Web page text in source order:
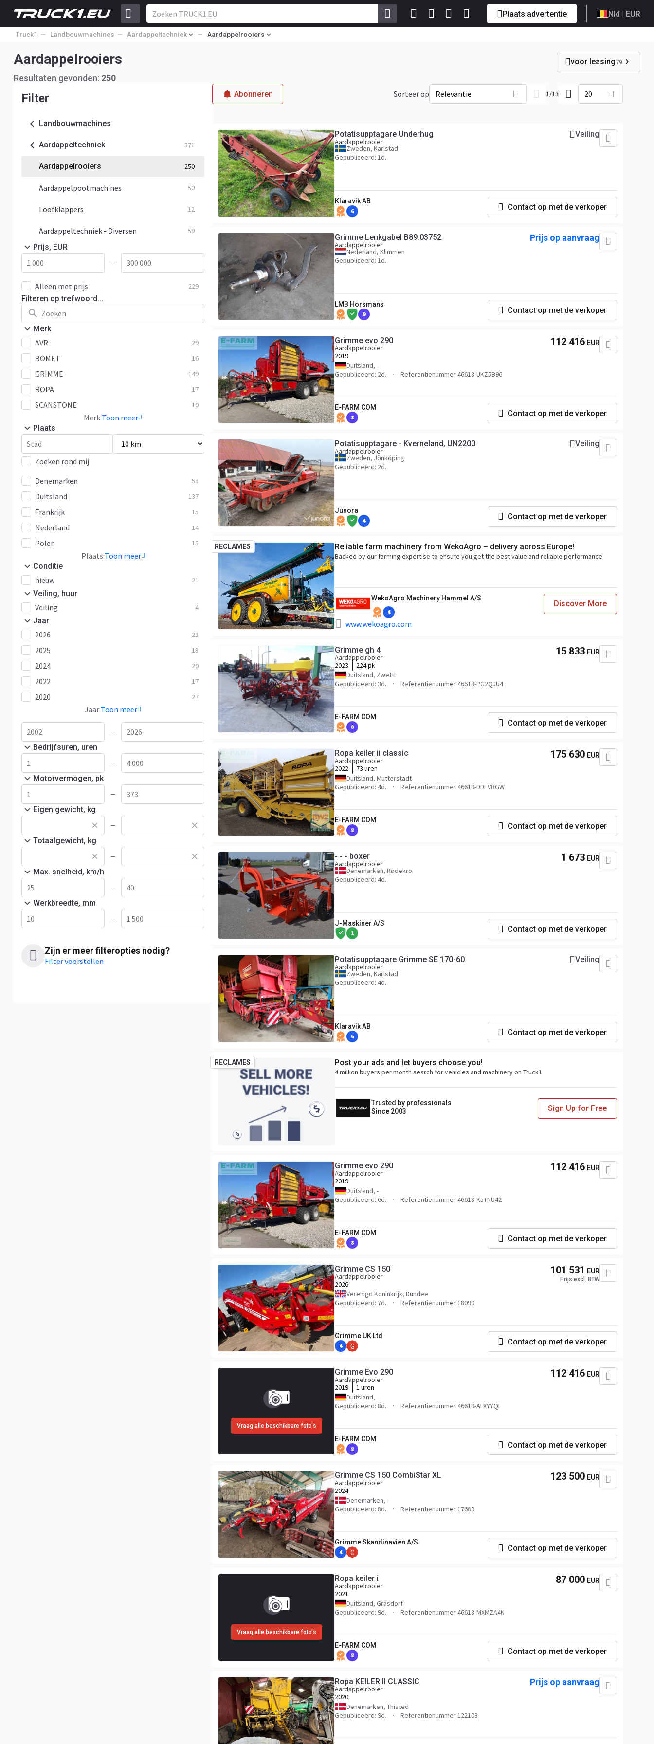
Plaats advertentie Nld | EUR
Truck1 Landbouwmachines Aardappeltechniek Aardappelrooiers
Aardappelrooiers
Resultaten gevonden: 250
voor leasing79
Filter
Landbouwmachines
Aardappeltechniek 371
Aardappelrooiers 250
Aardappelpootmachines 50
Loofklappers 12
Aardappeltechniek - Diversen 59
Prijs, EUR
—
Alleen met prijs 229
Filteren op trefwoord...
Merk
AVR 29
BOMET 16
GRIMME 149
ROPA 17
SCANSTONE 10
Merk:Toon meer
Plaats
Zoeken rond mij
Denemarken
58
Duitsland 137
Frankrijk 15
Nederland 14
Polen 15
Plaats:Toon meer
Conditie
nieuw 21
Veiling, huur
Veiling 4
Jaar
2026 23
2025 18
2024 20
2022 17
2020 27
Jaar:Toon meer
—
Bedrijfsuren, uren
—
Motorvermogen, pk
—
Eigen gewicht, kg
—
Totaalgewicht, kg
—
Max. snelheid, km/h
—
Werkbreedte, mm
—
Zijn er meer filteropties nodig?
Filter voorstellen
Abonneren Sorteer op Relevantie 1/13 20
Potatisupptagare Underhug
Aardappelrooier
Zweden, Karlstad
Gepubliceerd: 1d.
Veiling
Klaravik AB
6 Contact op met de verkoper
Grimme Lenkgabel B89.03752
Aardappelrooier
Nederland, Klimmen
Gepubliceerd: 1d.
Prijs op aanvraag
LMB Horsmans
9 Contact op met de verkoper
Grimme evo 290
Aardappelrooier
2019
Duitsland, -
Gepubliceerd: 2d.
Referentienummer 46618-UKZ5B96
112 416 EUR
E-FARM COM
8 Contact op met de verkoper
Potatisupptagare - Kverneland, UN2200
Aardappelrooier
Zweden, Jönköping
Gepubliceerd: 2d.
Veiling
Junora
4 Contact op met de verkoper
RECLAMES Reliable farm machinery from WekoAgro – delivery across Europe!
Backed by our farming expertise to ensure you get the best value and reliable performance
WekoAgro Machinery Hammel A/S
4
www.wekoagro.com
Discover More
Grimme gh 4
Aardappelrooier
2023
224 pk
Duitsland, Zwettl
Gepubliceerd: 3d.
Referentienummer 46618-PG2QJU4
15 833 EUR
E-FARM COM
8 Contact op met de verkoper
Ropa keiler ii classic
Aardappelrooier
2022
73 uren
Duitsland, Mutterstadt
Gepubliceerd: 4d.
Referentienummer 46618-DDFVBGW
175 630 EUR
E-FARM COM
8 Contact op met de verkoper
- - - boxer
Aardappelrooier
Denemarken, Rødekro
Gepubliceerd: 4d.
1 673 EUR
J-Maskiner A/S
1 Contact op met de verkoper
Potatisupptagare Grimme SE 170-60
Aardappelrooier
Zweden, Karlstad
Gepubliceerd: 4d.
Veiling
Klaravik AB
6 Contact op met de verkoper
RECLAMES Post your ads and let buyers choose you!
4 million buyers per month search for vehicles and machinery on Truck1.
Trusted by professionals
Since 2003
Sign Up for Free
Grimme evo 290
Aardappelrooier
2019
Duitsland, -
Gepubliceerd: 6d.
Referentienummer 46618-K5TNU42
112 416 EUR
E-FARM COM
8 Contact op met de verkoper
Grimme CS 150
Aardappelrooier
2026
Verenigd Koninkrijk, Dundee
Gepubliceerd: 7d.
Referentienummer 18090
101 531 EUR
Prijs excl. BTW
Grimme UK Ltd
4 G
Contact op met de verkoper
Vraag alle beschikbare foto's
Grimme Evo 290
Aardappelrooier
2019
1 uren
Duitsland, -
Gepubliceerd: 8d.
Referentienummer 46618-ALXYYQL
112 416 EUR
E-FARM COM
8 Contact op met de verkoper
Grimme CS 150 CombiStar XL
Aardappelrooier
2024
Denemarken, -
Gepubliceerd: 8d.
Referentienummer 17689
123 500 EUR
Grimme Skandinavien A/S
4 G
Contact op met de verkoper
Vraag alle beschikbare foto's
Ropa keiler i
Aardappelrooier
2021
Duitsland, Grasdorf
Gepubliceerd: 9d.
Referentienummer 46618-MXMZA4N
87 000 EUR
E-FARM COM
8 Contact op met de verkoper
Ropa KEILER II CLASSIC
Aardappelrooier
2020
Denemarken, Thisted
Gepubliceerd: 9d.
Referentienummer 122103
Prijs op aanvraag